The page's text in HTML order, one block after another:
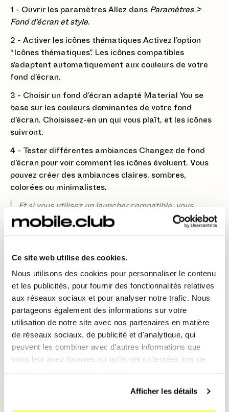
Ce site web utilise des cookies.
Nous utilisons des cookies pour personnaliser le contenu
et les publicités, pour fournir des fonctionnalités relatives
aux réseaux sociaux et pour analyser notre trafic. Nous
partageons également des informations sur votre
utilisation de notre site avec nos partenaires en matière
de réseaux sociaux, de publicité et d'analytique, qui
peuvent les combiner avec d'autres informations que
vous leur avez fournies ou qu'ils ont collectées lors de
Afficher les détails
1 - Ouvrir les paramètres Allez dans Paramètres >
Fond d’écran et style.
2 - Activer les icônes thématiques Activez l’option
“Icônes thématiques”. Les icônes compatibles
s’adaptent automatiquement aux couleurs de votre
fond d’écran.
3 - Choisir un fond d’écran adapté Material You se
base sur les couleurs dominantes de votre fond
d’écran. Choisissez-en un qui vous plaît, et les icônes
suivront.
4 - Tester différentes ambiances Changez de fond
d’écran pour voir comment les icônes évoluent. Vous
pouvez créer des ambiances claires, sombres,
colorées ou minimalistes.
Et si vous utilisez un launcher compatible, vous
pouvez aller encore plus loin dans la personnalisation.
✨ Pour conclure
Modifier les icônes avec
permet d’harmoniser votre interface avec vos
goûts, pour un smartphone plus clair et plus agréable
👉 Retrouvez toutes nos astuces pratiques sur le
blog Mobile Club pour personnaliser votre Pixel